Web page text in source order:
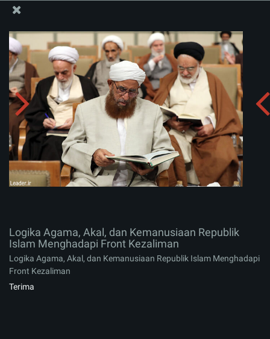
Logika Agama, Akal, dan Kemanusiaan Republik Islam
Menghadapi Front Kezaliman
Menerima album:
Logika Agama, Akal, dan Kemanusiaan Republik
Islam Menghadapi Front Kezaliman
Logika Agama, Akal, dan Kemanusiaan Republik Islam Menghadapi
Front Kezaliman
Terima